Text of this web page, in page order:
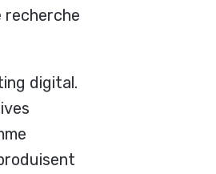
recherche
digital.